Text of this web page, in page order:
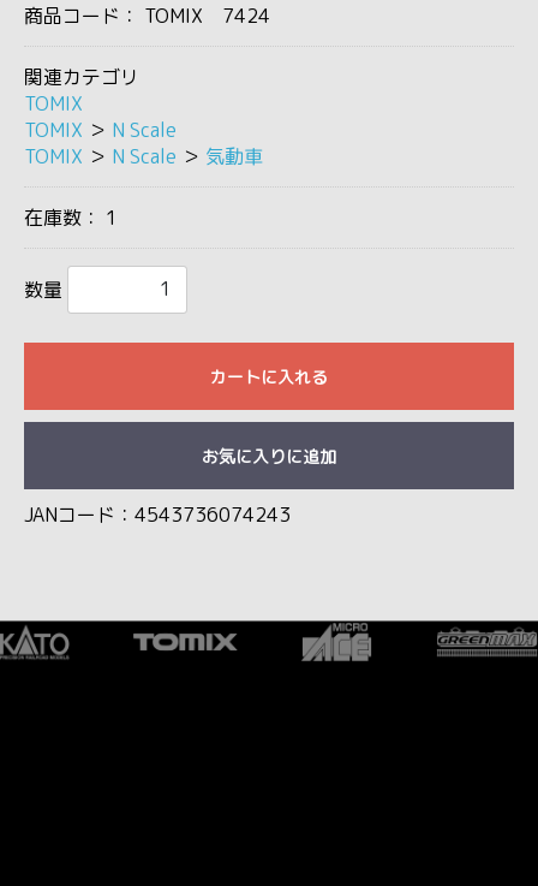
商品コード： TOMIX 7424
関連カテゴリ
TOMIX
TOMIX ＞ N Scale
TOMIX ＞ N Scale ＞ 気動車
在庫数： 1
数量
カートに入れる
お気に入りに追加
JANコード：4543736074243